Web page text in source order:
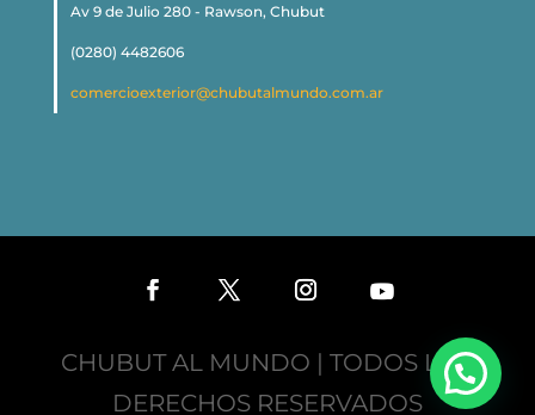
Av 9 de Julio 280 - Rawson, Chubut
(0280) 4482606
comercioexterior@chubutalmundo.com.ar
CHUBUT AL MUNDO | TODOS LOS
DERECHOS RESERVADOS